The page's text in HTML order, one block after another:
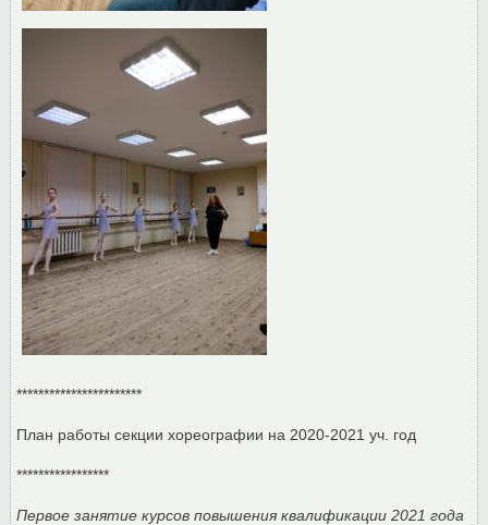
***********************
План работы секции хореографии на 2020-2021 уч. год
*****************
Первое занятие курсов повышения квалификации 2021 года